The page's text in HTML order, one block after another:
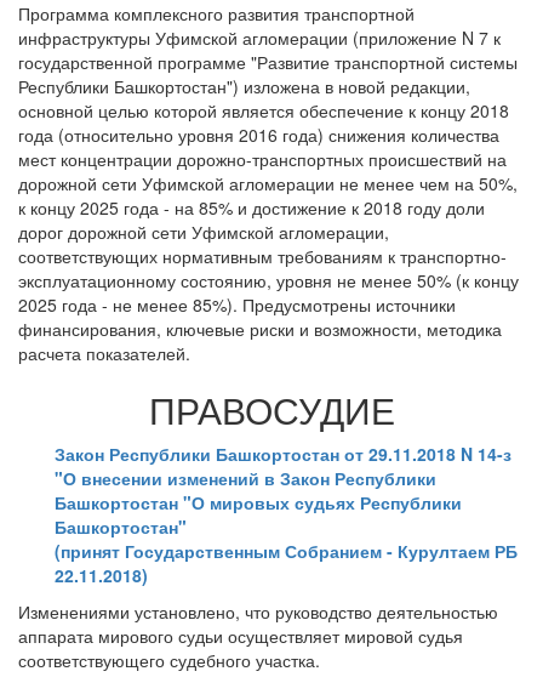
Программа комплексного развития транспортной
инфраструктуры Уфимской агломерации (приложение N 7 к
государственной программе "Развитие транспортной системы
Республики Башкортостан") изложена в новой редакции,
основной целью которой является обеспечение к концу 2018
года (относительно уровня 2016 года) снижения количества
мест концентрации дорожно-транспортных происшествий на
дорожной сети Уфимской агломерации не менее чем на 50%,
к концу 2025 года - на 85% и достижение к 2018 году доли
дорог дорожной сети Уфимской агломерации,
соответствующих нормативным требованиям к транспортно-
эксплуатационному состоянию, уровня не менее 50% (к концу
2025 года - не менее 85%). Предусмотрены источники
финансирования, ключевые риски и возможности, методика
расчета показателей.
ПРАВОСУДИЕ
Закон Республики Башкортостан от 29.11.2018 N 14-з
"О внесении изменений в Закон Республики
Башкортостан "О мировых судьях Республики
Башкортостан"
(принят Государственным Собранием - Курултаем РБ
22.11.2018)
Изменениями установлено, что руководство деятельностью
аппарата мирового судьи осуществляет мировой судья
соответствующего судебного участка.